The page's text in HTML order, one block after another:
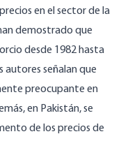
en el sector de la
demostrado que
desde 1982 hasta
autores señalan que
preocupante en
en Pakistán, se
de los precios de